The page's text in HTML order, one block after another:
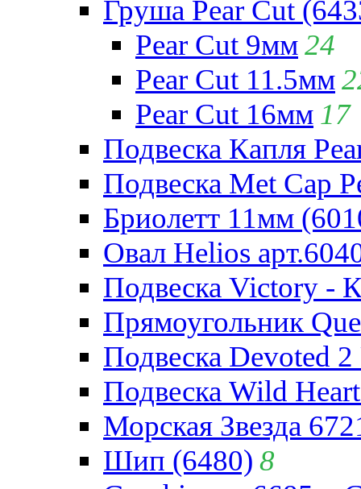
Груша Pear Cut
Pear Cut 9мм24
Pear Cut 11.5мм
Pear Cut 16мм 17
Подвеска Капля
Подвеска Met Cap
Бриолетт 11мм
Овал Helios
Подвеска Victory -
Прямоугольник
Подвеска Devoted
Подвеска Wild
Морская Звезда
Шип (6480) 8